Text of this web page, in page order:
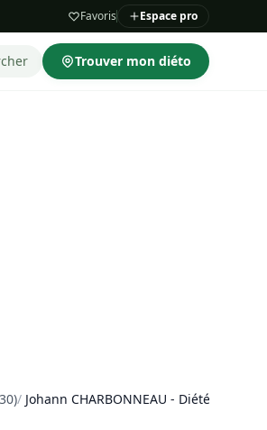
Favoris Espace pro
Trouver mon diéto
/ Johann CHARBONNEAU - Diététicien-